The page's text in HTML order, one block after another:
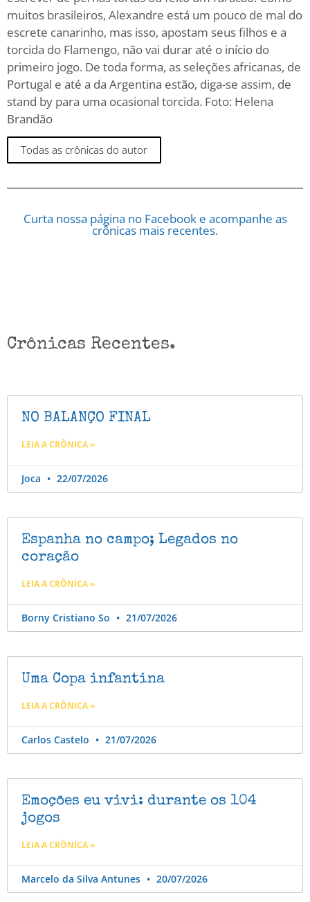
muitos brasileiros, Alexandre está um pouco de mal do
escrete canarinho, mas isso, apostam seus filhos e a
torcida do Flamengo, não vai durar até o início do
primeiro jogo. De toda forma, as seleções africanas, de
Portugal e até a da Argentina estão, diga-se assim, de
stand by para uma ocasional torcida. Foto: Helena
Brandão
Todas as crônicas do autor
Curta nossa página no Facebook e acompanhe as
crônicas mais recentes.
Crônicas Recentes.
NO BALANÇO FINAL
LEIA A CRÔNICA »
Joca 22/07/2026
Espanha no campo; Legados no
coração
LEIA A CRÔNICA »
Borny Cristiano So 21/07/2026
Uma Copa infantina
LEIA A CRÔNICA »
Carlos Castelo 21/07/2026
Emoções eu vivi: durante os 104
jogos
LEIA A CRÔNICA »
Marcelo da Silva Antunes 20/07/2026